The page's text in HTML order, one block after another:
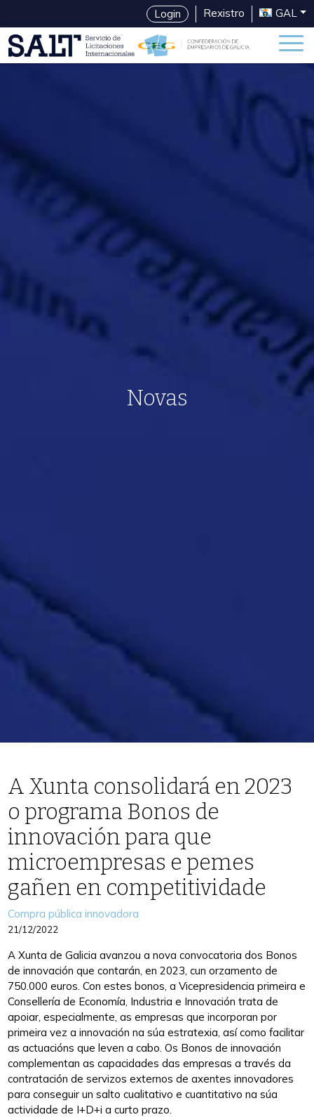
Login Rexistro GAL
Novas
A Xunta consolidará en 2023
o programa Bonos de
innovación para que
microempresas e pemes
gañen en competitividade
Categories
Compra pública innovadora
21/12/2022
A Xunta de Galicia avanzou a nova convocatoria dos Bonos
de innovación que contarán, en 2023, cun orzamento de
750.000 euros. Con estes bonos, a Vicepresidencia primeira e
Consellería de Economía, Industria e Innovación trata de
apoiar, especialmente, as empresas que incorporan por
primeira vez a innovación na súa estratexia, así como facilitar
as actuacións que leven a cabo. Os Bonos de innovación
complementan as capacidades das empresas a través da
contratación de servizos externos de axentes innovadores
para conseguir un salto cualitativo e cuantitativo na súa
actividade de I+D+i a curto prazo.